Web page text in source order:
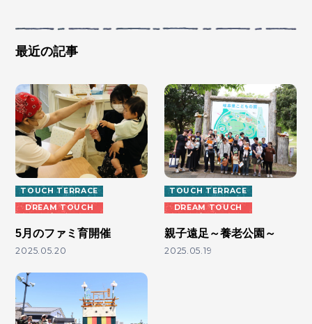
最近の記事
TOUCH TERRACE
DREAM TOUCH
5月のファミ育開催
2025.05.20
TOUCH TERRACE
DREAM TOUCH
親子遠足～養老公園～
2025.05.19